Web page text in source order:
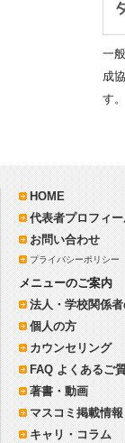
一
成
す。
HOME
代表者プロフィ
お問い合わせ
プライバシーポリシー
メニューのご案内
法人・学校関係
個人の方
カウンセリング
FAQ よくあるご
著書・動画
マスコミ掲載情報
キャリ・コラム